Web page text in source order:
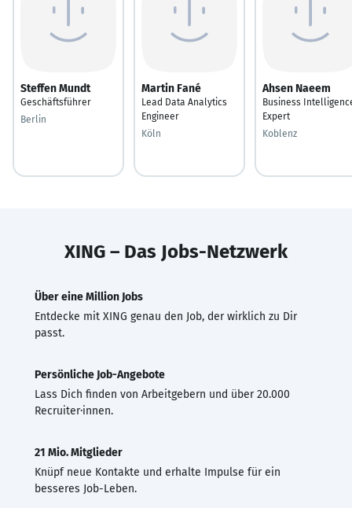
Steffen Mundt
Geschäftsführer
Berlin
Martin Fané
Lead Data Analytics
Engineer
Köln
Ahsen Naeem
Business
Expert
Koblenz
XING – Das Jobs-Netzwerk
Über eine Million Jobs
Entdecke mit XING genau den Job, der wirklich zu Dir
passt.
Persönliche Job-Angebote
Lass Dich finden von Arbeitgebern und über 20.000
Recruiter·innen.
21 Mio. Mitglieder
Knüpf neue Kontakte und erhalte Impulse für ein
besseres Job-Leben.